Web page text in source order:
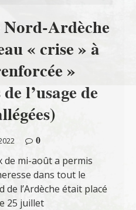
Nord-Ardèche
« crise » à
»
l’usage de
0
de mi-août a permis
dans tout le
l’Ardèche était placé
25 juillet